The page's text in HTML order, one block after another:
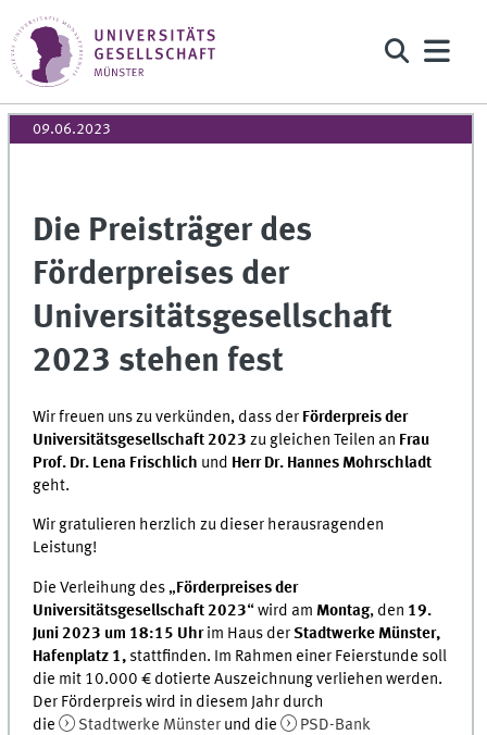
09.06.2023
Die Preisträger des
Förderpreises der
Universitätsgesellschaft
2023 stehen fest
Wir freuen uns zu verkünden, dass der Förderpreis der
Universitätsgesellschaft 2023 zu gleichen Teilen an Frau
Prof. Dr. Lena Frischlich und Herr Dr. Hannes Mohrschladt
geht.
Wir gratulieren herzlich zu dieser herausragenden
Leistung!
Die Verleihung des „ Förderpreises der
Universitätsgesellschaft 2023“ wird amMontag, den 19.
Juni 2023 um 18:15 Uhrim Haus derStadtwerke Münster,
Hafenplatz 1, stattfinden. Im Rahmen einer Feierstunde soll
die mit 10.000 € dotierte Auszeichnung verliehen werden.
Der Förderpreis wird in diesem Jahr durch
die
Stadtwerke Münster und die
PSD-Bank